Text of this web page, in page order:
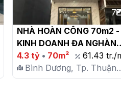
7
NHÀ HOÀN CÔNG 70m2 -
KINH DOANH ĐA NGHÀNH
NGHỀ - THUẬN AN, BÌNH
DƯƠNG
4.3 tỷ• 70m²
61.43 tr./
Bình Dương, Tp. Thuận
An, P. Bình Chuẩn